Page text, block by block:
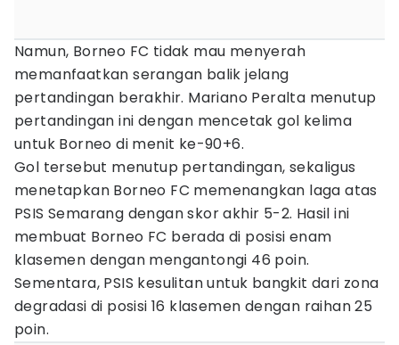
Namun, Borneo FC tidak mau menyerah
memanfaatkan serangan balik jelang
pertandingan berakhir. Mariano Peralta menutup
pertandingan ini dengan mencetak gol kelima
untuk Borneo di menit ke-90+6.
Gol tersebut menutup pertandingan, sekaligus
menetapkan Borneo FC memenangkan laga atas
PSIS Semarang dengan skor akhir 5-2. Hasil ini
membuat Borneo FC berada di posisi enam
klasemen dengan mengantongi 46 poin.
Sementara, PSIS kesulitan untuk bangkit dari zona
degradasi di posisi 16 klasemen dengan raihan 25
poin.